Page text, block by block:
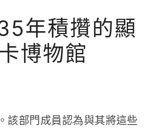
年積攢的顯
博物館